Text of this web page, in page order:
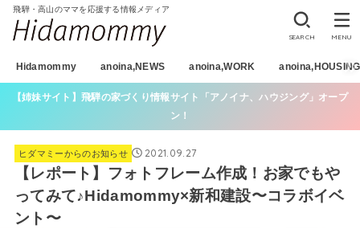
飛騨・高山のママを応援する情報メディア
Hidamommy anoina,NEWS anoina,WORK anoina,HOUSING
SEARCH MENU
【姉妹サイト】飛騨の家づくり情報サイト「アノイナ、ハウジング」オープ
ン！
ヒダマミーからのお知らせ 2021.09.27
【レポート】フォトフレーム作成！お家でもや
ってみて♪Hidamommy×新和建設〜コラボイベ
ント〜